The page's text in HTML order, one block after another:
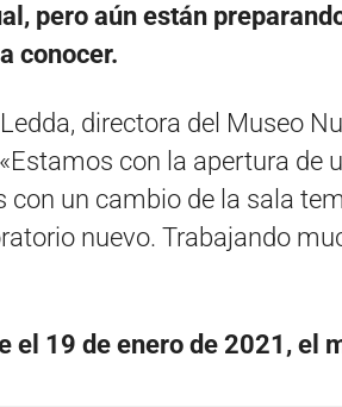
pero aún están
conocer.
directora del Museo
«Estamos con la apertura de
con un cambio de la sala
nuevo. Trabajando
el 19 de enero de 2021, el